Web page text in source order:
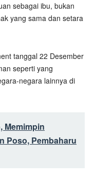
sebagai ibu, bukan
yang sama dan setara
tanggal 22 Desember
seperti yang
negara lainnya di
Memimpin
Poso, Pembaharu